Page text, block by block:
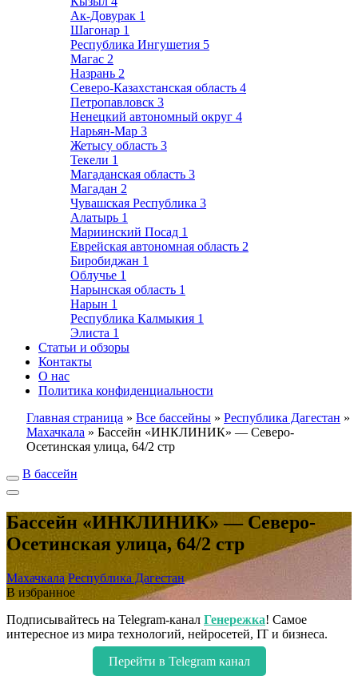
Ак-Довурак 1
Шагонар 1
Республика Ингушетия 5
Магас 2
Назрань 2
Северо-Казахстанская область 4
Петропавловск 3
Ненецкий автономный округ 4
Нарьян-Мар 3
Жетысу область 3
Текели 1
Магаданская область 3
Магадан 2
Чувашская Республика 3
Алатырь 1
Мариинский Посад 1
Еврейская автономная область 2
Биробиджан 1
Облучье 1
Нарынская область 1
Нарын 1
Республика Калмыкия 1
Элиста 1
Статьи и обзоры
Контакты
О нас
Политика конфиденциальности
Главная страница » Все бассейны » Республика Дагестан »
Махачкала » Бассейн «ИНКЛИНИК» — Северо-
Осетинская улица, 64/2 стр
В бассейн
Бассейн «ИНКЛИНИК» — Северо-
Осетинская улица, 64/2 стр
Махачкала Республика Дагестан
В избранное
Подписывайтесь на Telegram-канал Генережка! Самое
интересное из мира технологий, нейросетей, IT и бизнеса.
Перейти в Telegram канал